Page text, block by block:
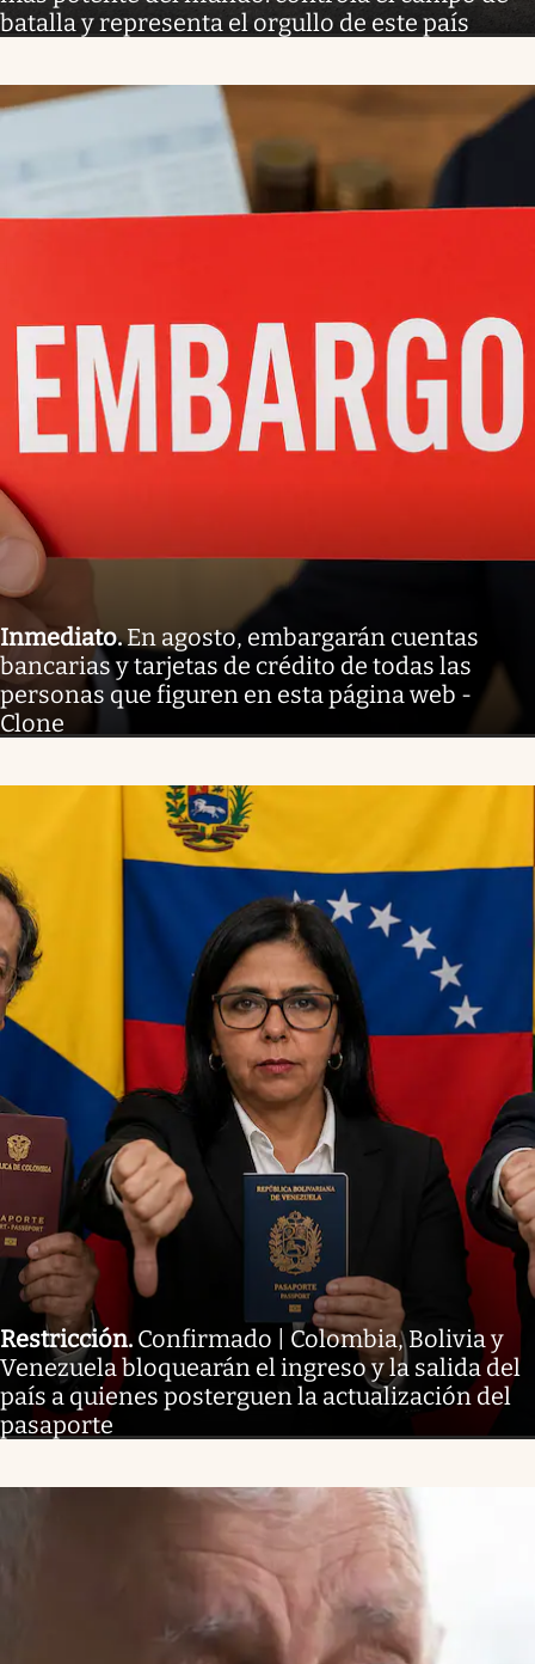
batalla y representa el orgullo de este país
Inmediato.En agosto, embargarán cuentas
bancarias y tarjetas de crédito de todas las
personas que figuren en esta página web -
Clone
Restricción. Confirmado | Colombia, Bolivia y
Venezuela bloquearán el ingreso y la salida del
país a quienes posterguen la actualización del
pasaporte